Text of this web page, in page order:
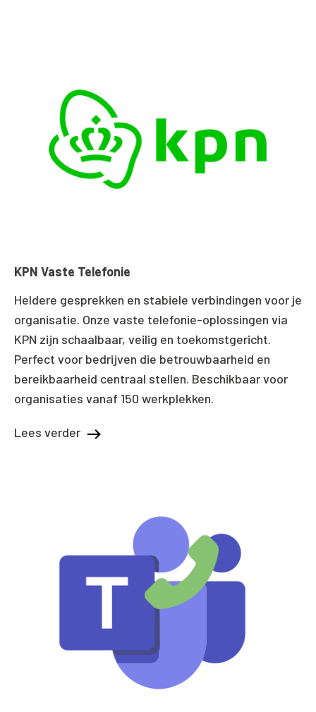
KPN Vaste Telefonie
Heldere gesprekken en stabiele verbindingen voor je
organisatie. Onze vaste telefonie-oplossingen via
KPN zijn schaalbaar, veilig en toekomstgericht.
Perfect voor bedrijven die betrouwbaarheid en
bereikbaarheid centraal stellen. Beschikbaar voor
organisaties vanaf 150 werkplekken.
Lees verder